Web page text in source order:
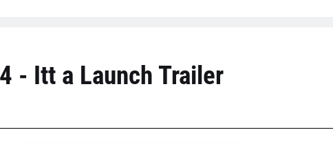
- Itt a Launch Trailer